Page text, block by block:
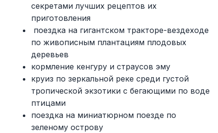
секретами лучших рецептов их
приготовления
поездка на гигантском тракторе-вездеходе
по живописным плантациям плодовых
деревьев
кормление кенгуру и страусов эму
круиз по зеркальной реке среди густой
тропической экзотики с бегающими по воде
птицами
поездка на миниатюрном поезде по
зеленому острову